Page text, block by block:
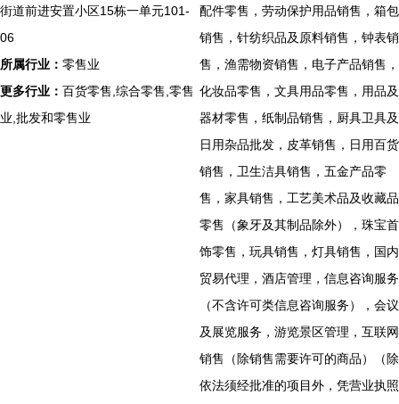
街道前进安置小区15栋一单元101-
06
所属行业： 零售业
更多行业： 百货零售,综合零售,零售
业,批发和零售业
配件零售，劳动保护用品销售，箱包
销售，针纺织品及原料销售，钟表销
售，渔需物资销售，电子产品销售，
化妆品零售，文具用品零售，用品及
器材零售，纸制品销售，厨具卫具及
日用杂品批发，皮革销售，日用百货
销售，卫生洁具销售，五金产品零
售，家具销售，工艺美术品及收藏品
零售（象牙及其制品除外），珠宝首
饰零售，玩具销售，灯具销售，国内
贸易代理，酒店管理，信息咨询服务
（不含许可类信息咨询服务），会议
及展览服务，游览景区管理，互联网
销售（除销售需要许可的商品）（除
依法须经批准的项目外，凭营业执照